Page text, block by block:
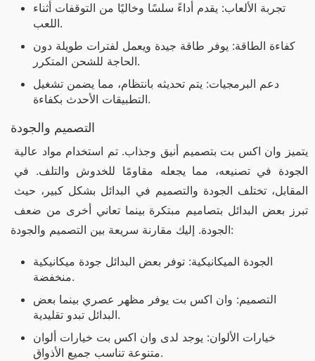
تجربة الألعاب: يقدم أداءً سلسًا وخاليًا من التوقفات أثناء
اللعب.
كفاءة الطاقة: يوفر طاقة جيدة ويعمل لفترات طويلة دون
الحاجة للشحن المتكرر.
دعم البرمجيات: يتم تحديثه بانتظام، مما يضمن تشغيل
التطبيقات الأحدث بكفاءة.
التصميم والجودة
الجودة. إليك مقارنة سريعة بين التصميم والجودة:
الجودة الميكانيكية: توفر بعض البدائل جودة ميكانيكية
منخفضة.
التصميم: وان اكس بت يوفر مظهر عصري بينما بعض
البدائل تبدو تقليدية.
خيارات الألوان: يوجد لدى وان اكس بت خيارات ألوان
متنوعة تناسب جميع الأذواق.